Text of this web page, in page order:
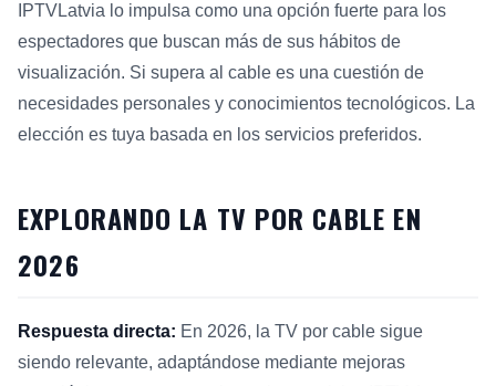
IPTVLatvia lo impulsa como una opción fuerte para los
espectadores que buscan más de sus hábitos de
visualización. Si supera al cable es una cuestión de
necesidades personales y conocimientos tecnológicos. La
elección es tuya basada en los servicios preferidos.
EXPLORANDO LA TV POR CABLE EN
2026
Respuesta directa: En 2026, la TV por cable sigue
siendo relevante, adaptándose mediante mejoras